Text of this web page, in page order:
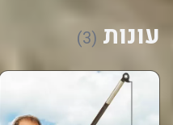
עונות (3)